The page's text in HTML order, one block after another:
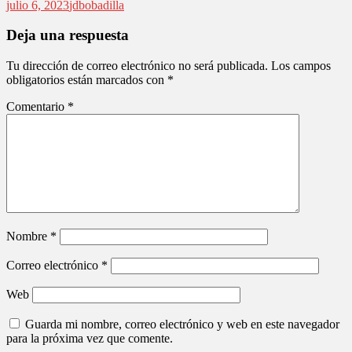
julio 6, 2023jdbobadilla
Deja una respuesta
Tu dirección de correo electrónico no será publicada. Los campos
obligatorios están marcados con *
Comentario *
Nombre *
Correo electrónico *
Web
Guarda mi nombre, correo electrónico y web en este navegador
para la próxima vez que comente.